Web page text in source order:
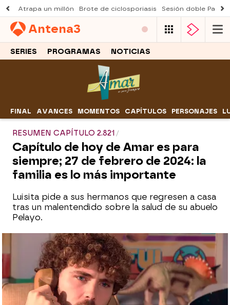
Atrapa un millón Brote de ciclosporiasis Sesión doble
Antena3
SERIES PROGRAMAS NOTICIAS
FINAL AVANCES MOMENTOS CAPÍTULOS PERSONAJES
RESUMEN CAPÍTULO 2.821
Capítulo de hoy de Amar es para
siempre; 27 de febrero de 2024: la
familia es lo más importante
Luisita pide a sus hermanos que regresen a casa
tras un malentendido sobre la salud de su abuelo
Pelayo.